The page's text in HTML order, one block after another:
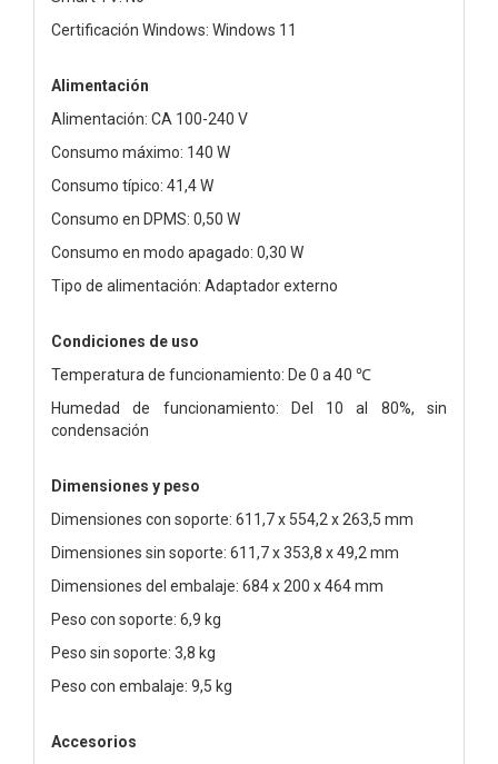
Certificación Windows: Windows 11
Alimentación
Alimentación: CA 100-240 V
Consumo máximo: 140 W
Consumo típico: 41,4 W
Consumo en DPMS: 0,50 W
Consumo en modo apagado: 0,30 W
Tipo de alimentación: Adaptador externo
Condiciones de uso
Temperatura de funcionamiento: De 0 a 40 ℃
Humedad de funcionamiento: Del 10 al 80%, sin
condensación
Dimensiones y peso
Dimensiones con soporte: 611,7 x 554,2 x 263,5 mm
Dimensiones sin soporte: 611,7 x 353,8 x 49,2 mm
Dimensiones del embalaje: 684 x 200 x 464 mm
Peso con soporte: 6,9 kg
Peso sin soporte: 3,8 kg
Peso con embalaje: 9,5 kg
Accesorios